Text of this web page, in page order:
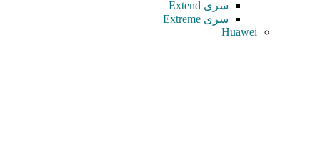
سری Extend
سری Extreme
Huawei